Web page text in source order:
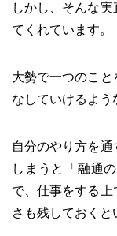
しかし、そんな
てくれています。
大勢で一つのこと
なしていけるよう
自分のやり方を
しまうと「融通
で、仕事をする上
さも残しておくと